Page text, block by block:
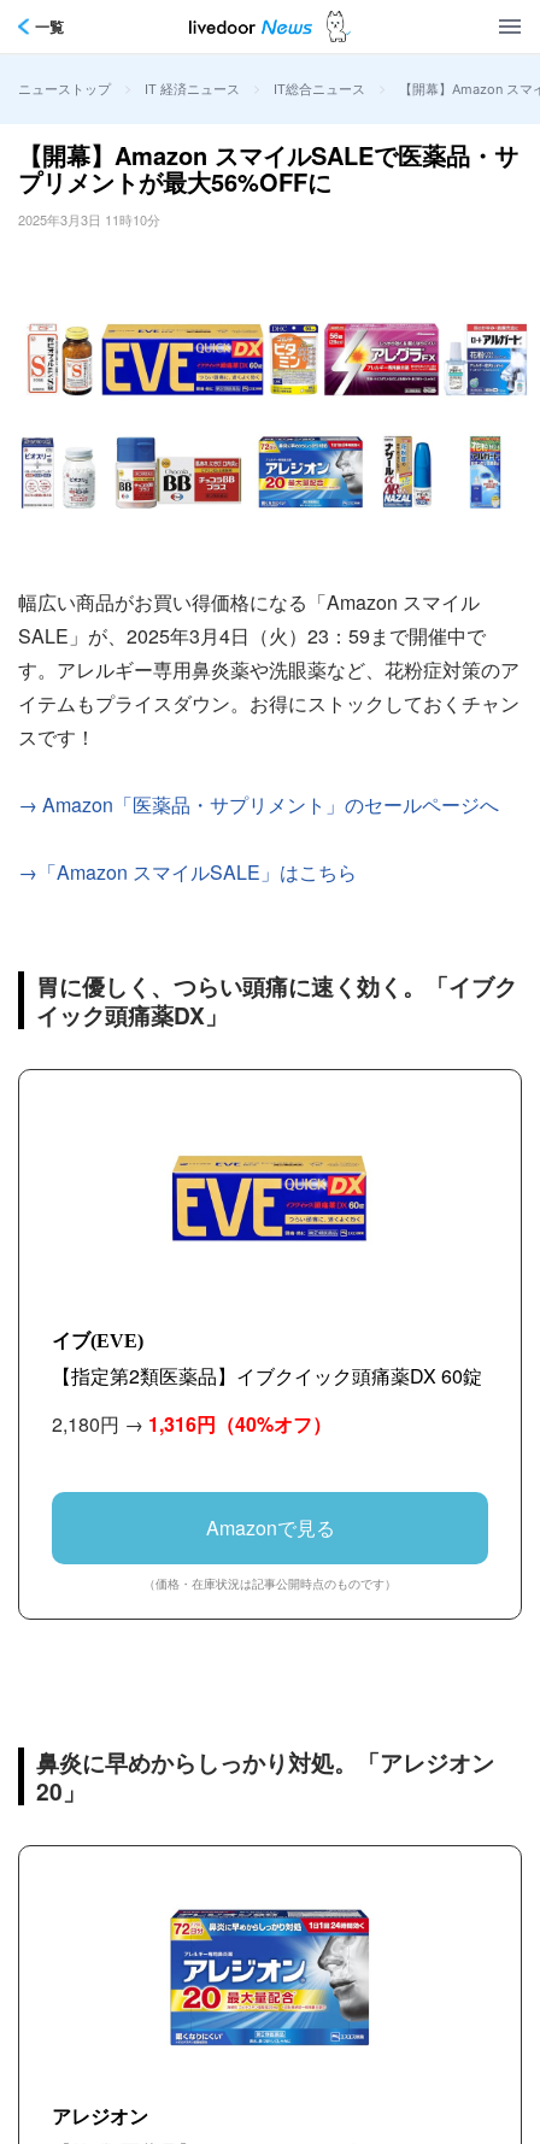
一覧
ニューストップ > IT 経済ニュース > IT総合ニュース > 【開幕】Amazon ス
【開幕】Amazon スマイルSALEで医薬品・サ
プリメントが最大56%OFFに
2025年3月3日 11時10分
幅広い商品がお買い得価格になる「Amazon スマイル
SALE」が、2025年3月4日（火）23：59まで開催中で
す。アレルギー専用鼻炎薬や洗眼薬など、花粉症対策のア
イテムもプライスダウン。お得にストックしておくチャン
スです！
→ Amazon「医薬品・サプリメント」のセールページへ
→「Amazon スマイルSALE」はこちら
胃に優しく、つらい頭痛に速く効く。「イブク
イック頭痛薬DX」
イブ(EVE)
【指定第2類医薬品】イブクイック頭痛薬DX 60錠
2,180円 → 1,316円 （40%オフ）
Amazonで見る
（価格・在庫状況は記事公開時点のものです）
鼻炎に早めからしっかり対処。「アレジオン
20」
アレジオン